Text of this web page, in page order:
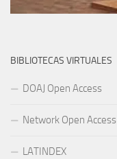
BIBLIOTECAS VIRTUALES
DOAJ Open Access
Network Open Access
LATINDEX